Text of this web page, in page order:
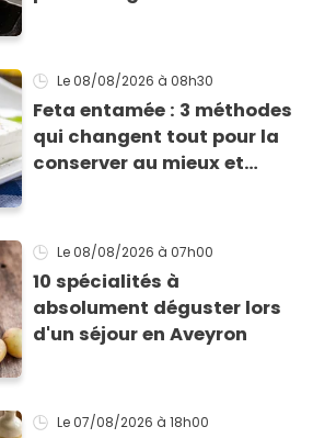
Le 08/08/2026 à 08h30
Feta entamée : 3 méthodes
qui changent tout pour la
conserver au mieux et
Le 08/08/2026 à 07h00
10 spécialités à
absolument déguster lors
d'un séjour en Aveyron
Le 07/08/2026 à 18h00